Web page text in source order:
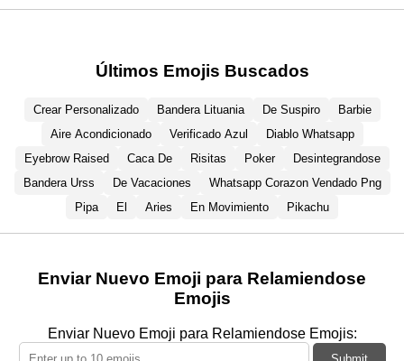
Últimos Emojis Buscados
Crear Personalizado Bandera Lituania De Suspiro
Barbie
Aire Acondicionado
Verificado Azul
Diablo Whatsapp
Eyebrow Raised
Caca De Risitas Poker
Desintegrandose
Bandera Urss
De Vacaciones
Whatsapp Corazon Vendado Png
Pipa
El Aries En Movimiento Pikachu
Enviar Nuevo Emoji para Relamiendose
Emojis
Enviar Nuevo Emoji para Relamiendose Emojis: